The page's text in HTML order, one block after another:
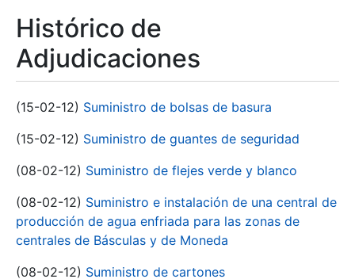
Histórico de
Adjudicaciones
(15-02-12) Suministro de bolsas de basura
(15-02-12) Suministro de guantes de seguridad
(08-02-12) Suministro de flejes verde y blanco
(08-02-12) Suministro e instalación de una central de
producción de agua enfriada para las zonas de
centrales de Básculas y de Moneda
(08-02-12) Suministro de cartones